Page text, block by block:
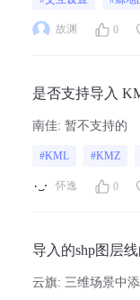
故渊 0
是否支持导入
可视化要素？
南佳: 暂不支持的
#KML #KMZ
怀逸 0
导入的shp图层
云旗: 三维场景中